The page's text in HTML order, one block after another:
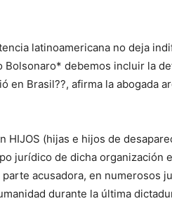
latinoamericana no deja
Bolsonaro* debemos incluir la
en Brasil??, afirma la abogada
HIJOS (hijas e hijos de
jurídico de dicha organización
acusadora, en numerosos
durante la última